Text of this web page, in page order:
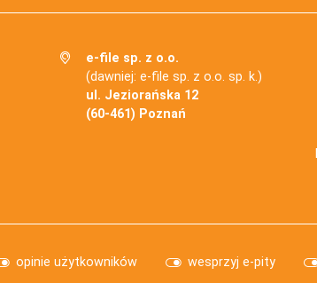
e-file sp. z o.o.
(dawniej: e-file sp. z o.o. sp. k.)
ul. Jeziorańska 12
(60-461) Poznań
opinie użytkowników wesprzyj e-pity